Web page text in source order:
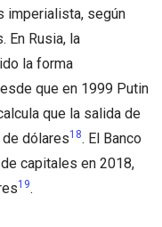
imperialista, según
En Rusia, la
la forma
que en 1999 Putin
que la salida de
dólares18. El Banco
capitales en 2018,
19.